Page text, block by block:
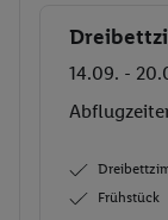
Buchen
14.09. -
Frühstück